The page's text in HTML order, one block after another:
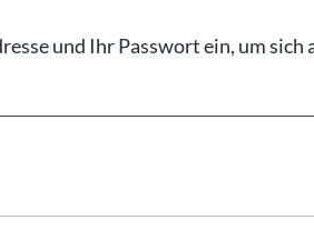
und Ihr Pass­wort ein, um sich